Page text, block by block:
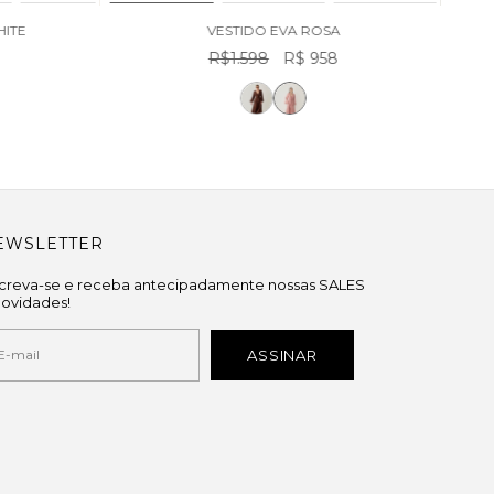
VESTIDO FIORELA BRANCO
R$1.298 R$ 778
se e receba antecipadamente nossas SALES